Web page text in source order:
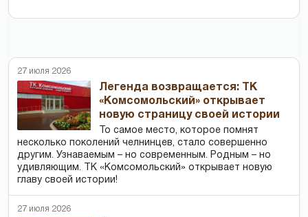
27 июля 2026
Легенда возвращается: ТК
«Комсомольский» открывает
новую страницу своей истории
То самое место, которое помнят
несколько поколений челнинцев, стало совершенно
другим. Узнаваемым – но современным. Родным – но
удивляющим. ТК «Комсомольский» открывает новую
главу своей истории!
27 июля 2026